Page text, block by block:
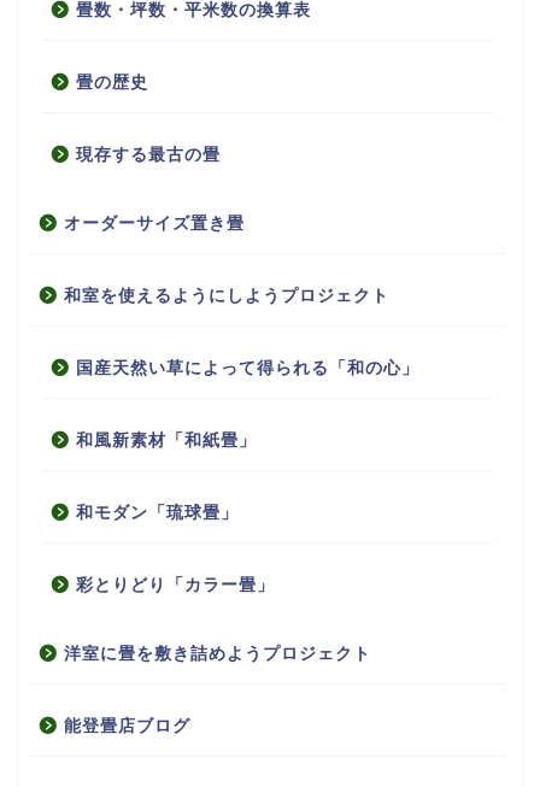
畳数・坪数・平米数の換算表
畳の歴史
現存する最古の畳
オーダーサイズ置き畳
和室を使えるようにしようプロジェクト
国産天然い草によって得られる「和の心」
和風新素材「和紙畳」
和モダン「琉球畳」
彩とりどり「カラー畳」
洋室に畳を敷き詰めようプロジェクト
能登畳店ブログ